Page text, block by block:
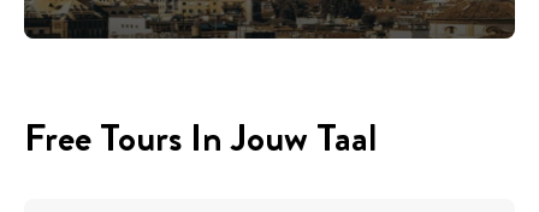
Free Tours In Jouw Taal